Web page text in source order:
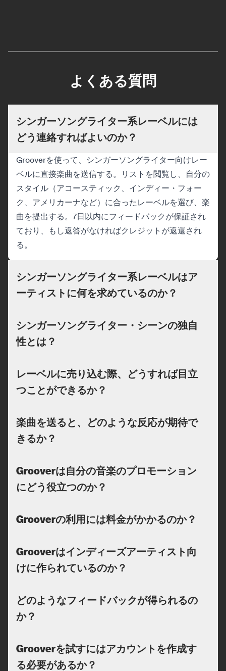
よくある質問
シンガーソングライター系レーベルには
どう連絡すればよいのか？
Grooverを使って、シンガーソングライター向けレー
ベルに直接楽曲を送信する。リストを閲覧し、自分の
スタイル（アコースティック、インディー・フォー
ク、アメリカーナなど）に合ったレーベルを選び、楽
曲を提出する。7日以内にフィードバックが保証され
ており、もし返答がなければクレジットが返還され
る。
シンガーソングライター系レーベルはア
ーティストに何を求めているのか？
シンガーソングライター・シーンの独自
性とは？
レーベルに売り込む際、どうすれば目立
つことができるか？
楽曲を送ると、どのような反応が期待で
きるか？
Grooverは自分の音楽のプロモーション
にどう役立つのか？
Grooverの利用には料金がかかるのか？
Grooverはインディーズアーティスト向
けに作られているのか？
どのようなフィードバックが得られるの
か？
Grooverを試すにはアカウントを作成す
る必要があるか？